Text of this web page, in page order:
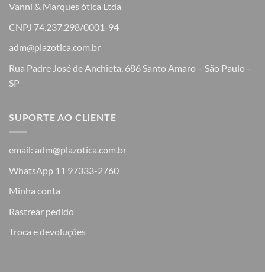
Vanni & Marques ótica Ltda
CNPJ 74.237.298/0001-94
adm@plazotica.com.br
Rua Padre José de Anchieta, 686 Santo Amaro – São Paulo –
SP
SUPORTE AO CLIENTE
email: adm@plazotica.com.br
WhatsApp 11 97333-2760
Minha conta
Rastrear pedido
Troca e devoluções